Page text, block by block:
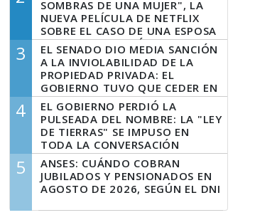
SOMBRAS DE UNA MUJER", LA
NUEVA PELÍCULA DE NETFLIX
SOBRE EL CASO DE UNA ESPOSA
QUE DESCUARTIZÓ A SU
MARIDO
3
EL SENADO DIO MEDIA SANCIÓN
A LA INVIOLABILIDAD DE LA
PROPIEDAD PRIVADA: EL
GOBIERNO TUVO QUE CEDER EN
LA LEY DEL MANEJO DEL FUEGO
4
EL GOBIERNO PERDIÓ LA
PULSEADA DEL NOMBRE: LA "LEY
DE TIERRAS" SE IMPUSO EN
TODA LA CONVERSACIÓN
DIGITAL
5
ANSES: CUÁNDO COBRAN
JUBILADOS Y PENSIONADOS EN
AGOSTO DE 2026, SEGÚN EL DNI